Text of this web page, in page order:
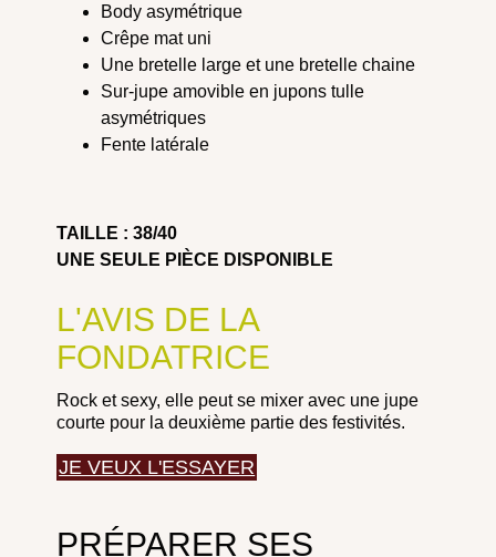
Body asymétrique
Crêpe mat uni
Une bretelle large et une bretelle chaine
Sur-jupe amovible en jupons tulle
asymétriques
Fente latérale
TAILLE : 38/40
UNE SEULE PIÈCE DISPONIBLE
L'AVIS DE LA
FONDATRICE
Rock et sexy, elle peut se mixer avec une jupe
courte pour la deuxième partie des festivités.
JE VEUX L'ESSAYER
PRÉPARER SES